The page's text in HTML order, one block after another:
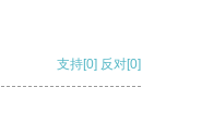
支持[0] 反对[0]